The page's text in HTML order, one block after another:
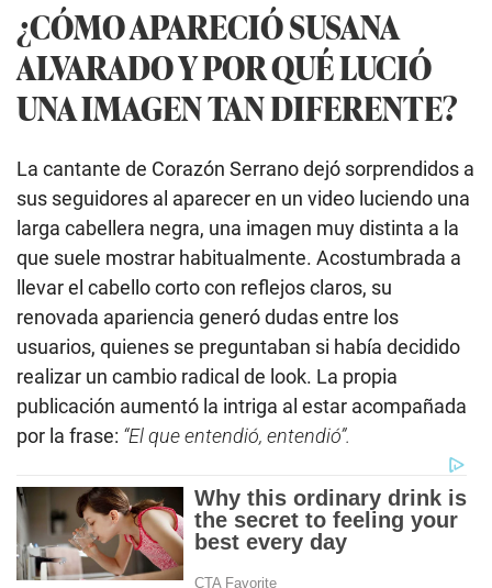
¿CÓMO APARECIÓ SUSANA
ALVARADO Y POR QUÉ LUCIÓ
UNA IMAGEN TAN DIFERENTE?
La cantante de Corazón Serrano dejó sorprendidos a
sus seguidores al aparecer en un video luciendo una
larga cabellera negra, una imagen muy distinta a la
que suele mostrar habitualmente. Acostumbrada a
llevar el cabello corto con reflejos claros, su
renovada apariencia generó dudas entre los
usuarios, quienes se preguntaban si había decidido
realizar un cambio radical de look. La propia
publicación aumentó la intriga al estar acompañada
por la frase: “El que entendió, entendió”.